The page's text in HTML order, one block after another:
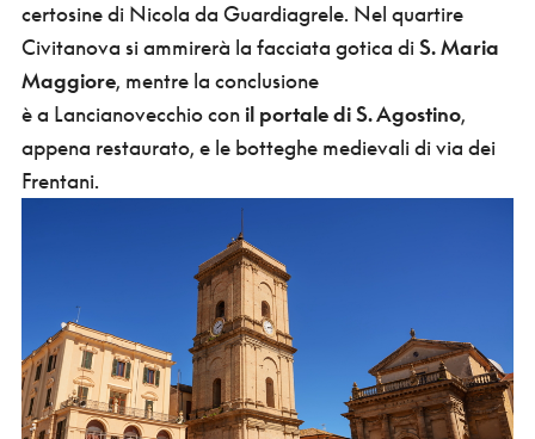
certosine di Nicola da Guardiagrele. Nel quartire
Civitanova si ammirerà la facciata gotica diS. Maria
Maggiore, mentre la conclusione
è a Lancianovecchio con il portale di S. Agostino,
appena restaurato, e le botteghe medievali di via dei
Frentani.